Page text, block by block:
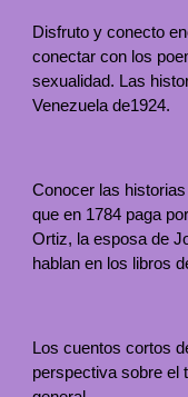
Disfruto y conecto
conectar con los
sexualidad. Las
Venezuela de1924.
Conocer las
que en 1784 paga
Ortiz, la esposa de
hablan en los libros
Los cuentos cortos
perspectiva sobre el